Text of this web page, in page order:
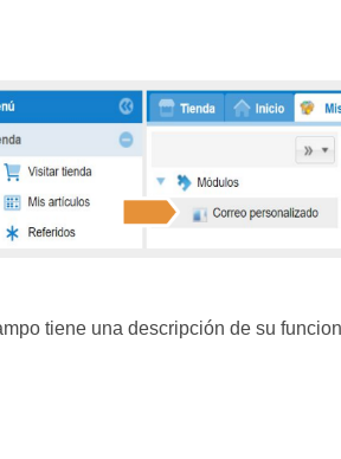
tiene una descripción de su